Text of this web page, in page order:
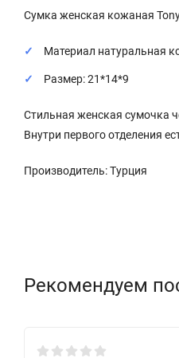
Сумка женская кожаная
Материал натуральная
Размер: 21*14*9
Стильная женская сумочка
Внутри первого отделения
Производитель: Турция
Рекомендуем
УЦІНКА